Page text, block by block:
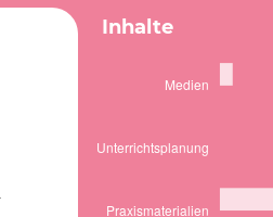
Inhalte